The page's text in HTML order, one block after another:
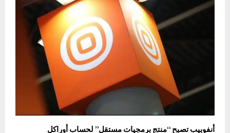
أنفوبيب تصبح “منتج برمجيات مستقل” لحساب أوراكل